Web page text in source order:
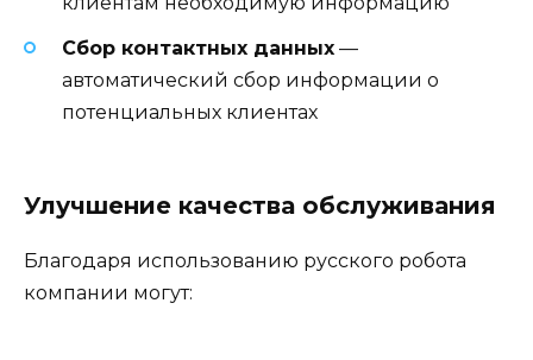
Сбор контактных данных —
автоматический сбор информации о
потенциальных клиентах
Улучшение качества обслуживания
Благодаря использованию русского робота
компании могут: